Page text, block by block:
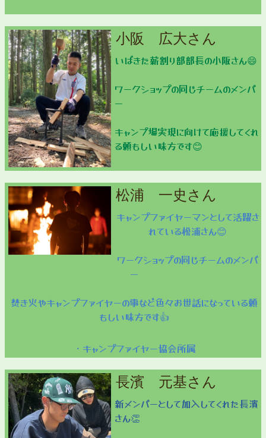
小阪 広大さん
いばきた薪割り部部長の小阪さん😄
ワークショップの同じチームのメンバ
ー
キャンプ場実現に向けて応援してくれ
る頼もしい味方です😊
松浦 一史さん
キャンプファイヤーマンとして活躍さ
れている松浦さん😊
ワークショップの同じチームのメンバ
ー
焚き火やキャンプファイヤーの事など色々お世話になっている頼
もしい味方です👍
・キャンプファイヤー協会所属
長濱 元基さん
新メンバーとして加入してくれた長濱
さん👏